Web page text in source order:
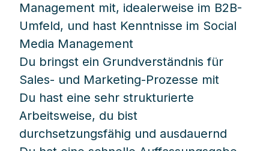
Management mit, idealerweise im B2B-
Umfeld, und hast Kenntnisse im Social
Media Management
Du bringst ein Grundverständnis für
Sales- und Marketing-Prozesse mit
Du hast eine sehr strukturierte
Arbeitsweise, du bist
durchsetzungsfähig und ausdauernd